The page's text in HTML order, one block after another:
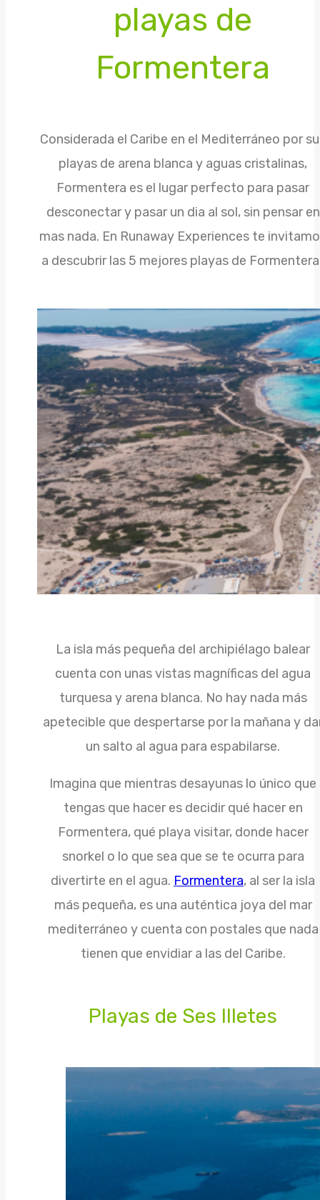
playas de
Formentera
Considerada el Caribe en el Mediterráneo por
playas de arena blanca y aguas cristalinas,
Formentera es el lugar perfecto para pasar
desconectar y pasar un dia al sol, sin pensar en
mas nada. En Runaway Experiences te
a descubrir las 5 mejores playas de
La isla más pequeña del archipiélago balear
cuenta con unas vistas magníficas del agua
turquesa y arena blanca. No hay nada más
apetecible que despertarse por la mañana y
un salto al agua para espabilarse.
Imagina que mientras desayunas lo único que
tengas que hacer es decidir qué hacer en
Formentera, qué playa visitar, donde hacer
snorkel o lo que sea que se te ocurra para
divertirte en el agua. Formentera, al ser la isla
más pequeña, es una auténtica joya del mar
mediterráneo y cuenta con postales que nada
tienen que envidiar a las del Caribe.
Playas de Ses Illetes